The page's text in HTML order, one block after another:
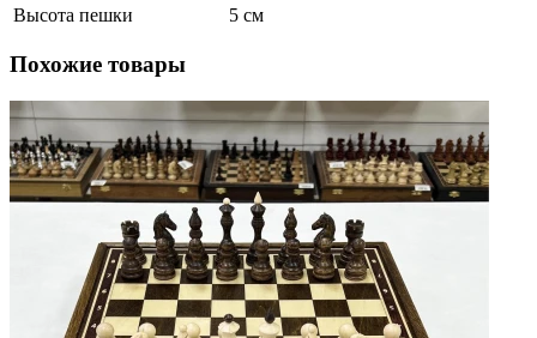
Высота пешки
5 см
Похожие товары